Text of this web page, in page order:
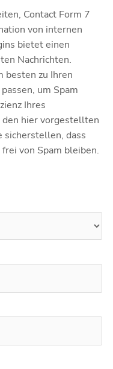
Contact Form 7
von internen
bietet einen
Nachrichten.
besten zu Ihren
um Spam
Ihres
hier vorgestellten
sicherstellen, dass
von Spam bleiben.